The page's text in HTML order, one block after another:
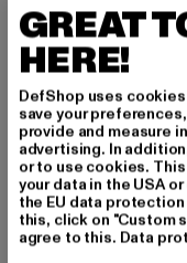
URBAN CLASSICS
Ladies Short Cotton
18,89 EUR
Derzeitiger Preis:
34,99 EUR
Cocktailkleider:
GREAT
HERE!
DefShop uses
save your
provide and measure
advertising. In
or to use cookies.
your data in the USA
the EU data
this, click on "Custom
agree to this. Data